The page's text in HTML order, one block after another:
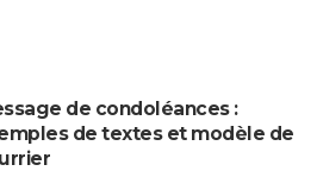
de condoléances :
de textes et modèle de